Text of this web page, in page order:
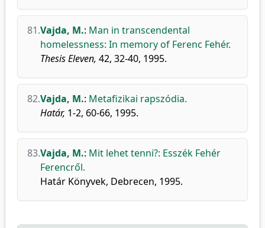
81.Vajda, M.: Man in transcendental
homelessness: In memory of Ferenc Fehér.
Thesis Eleven, 42, 32-40, 1995.
82.Vajda, M.: Metafizikai rapszódia.
Határ, 1-2, 60-66, 1995.
83.Vajda, M.: Mit lehet tenni?: Esszék Fehér
Ferencről.
Határ Könyvek, Debrecen, 1995.